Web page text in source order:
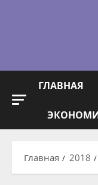
ГЛАВНАЯ
Главная 2018